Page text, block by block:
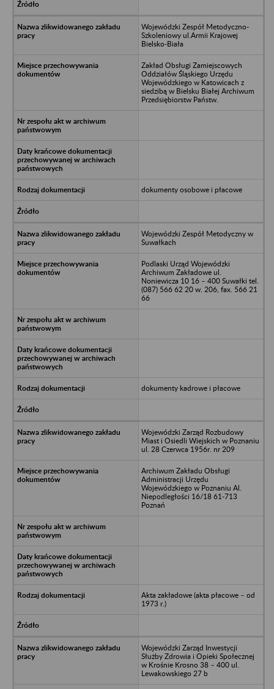
Wojewódzki Zespół Metodyczno-
Szkoleniowy ul.Armii Krajowej
Bielsko-Biała
Zakład Obsługi Zamiejscowych
Oddziałów Śląskiego Urzędu
Wojewódzkiego w Katowicach z
siedzibą w Bielsku Białej Archiwum
Przedsiębiorstw Państw.
dokumenty osobowe i płacowe
Wojewódzki Zespół Metodyczny w
Suwałkach
Podlaski Urząd Wojewódzki
Archiwum Zakładowe ul.
Noniewicza 10 16 – 400 Suwałki tel.
(087) 566 62 20 w. 206, fax. 566 21
66
dokumenty kadrowe i płacowe
Wojewódzki Zarząd Rozbudowy
Miast i Osiedli Wiejskich w Poznaniu
ul. 28 Czerwca 1956r. nr 209
Archiwum Zakładu Obsługi
Administracji Urzędu
Wojewódzkiego w Poznaniu Al.
Niepodległości 16/18 61-713
Poznań
Akta zakładowe (akta płacowe – od
1973 r.)
Wojewódzki Zarząd Inwestycji
Służby Zdrowia i Opieki Społecznej
w Krośnie Krosno 38 – 400 ul.
Lewakowskiego 27 b